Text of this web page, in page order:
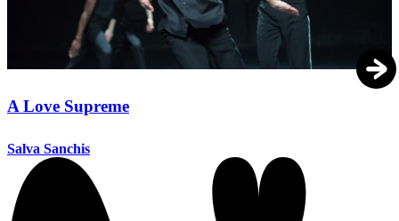
A Love Supreme
Salva Sanchis